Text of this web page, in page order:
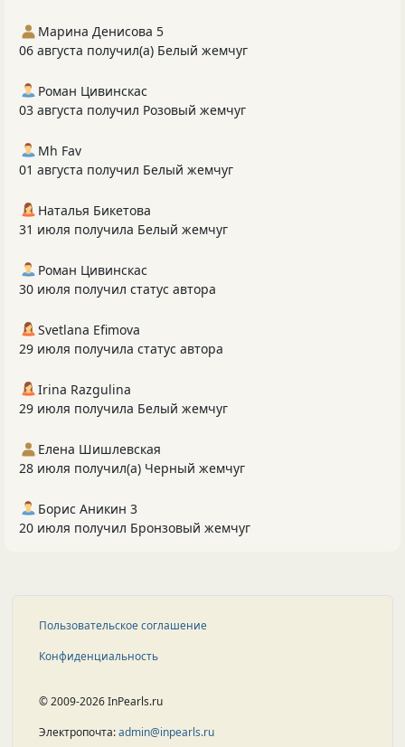
Марина Денисова 5
06 августа получил(а) Белый жемчуг
Роман Цивинскас
03 августа получил Розовый жемчуг
Mh Fav
01 августа получил Белый жемчуг
Наталья Бикетова
31 июля получила Белый жемчуг
Роман Цивинскас
30 июля получил статус автора
Svetlana Efimova
29 июля получила статус автора
Irina Razgulina
29 июля получила Белый жемчуг
Елена Шишлевская
28 июля получил(а) Черный жемчуг
Борис Аникин 3
20 июля получил Бронзовый жемчуг
Пользовательское соглашение
Конфиденциальность
© 2009-2026 InPearls.ru
Электропочта:admin@inpearls.ru